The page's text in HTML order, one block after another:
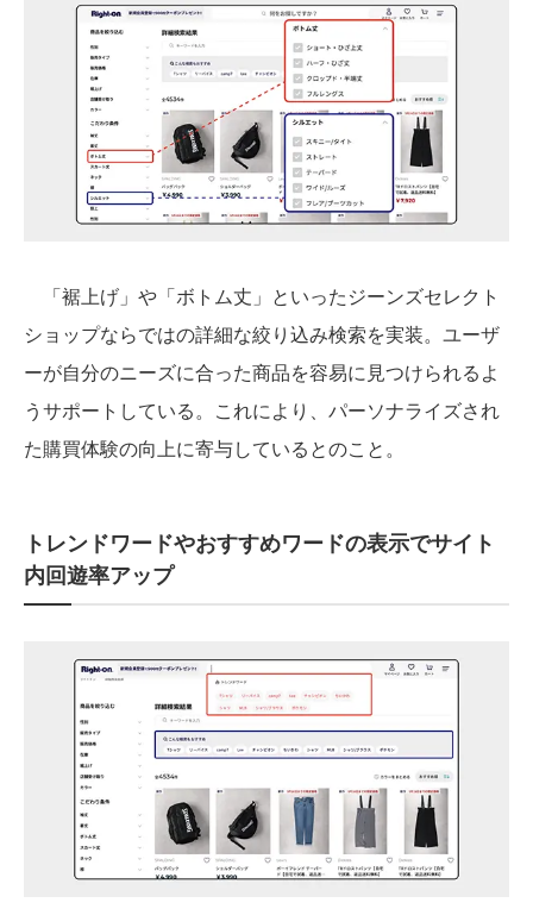
「裾上げ」や「ボトム丈」といったジーンズセレクト
ショップならではの詳細な絞り込み検索を実装。ユーザ
ーが自分のニーズに合った商品を容易に見つけられるよ
うサポートしている。これにより、パーソナライズされ
た購買体験の向上に寄与しているとのこと。
トレンドワードやおすすめワードの表示でサイト
内回遊率アップ